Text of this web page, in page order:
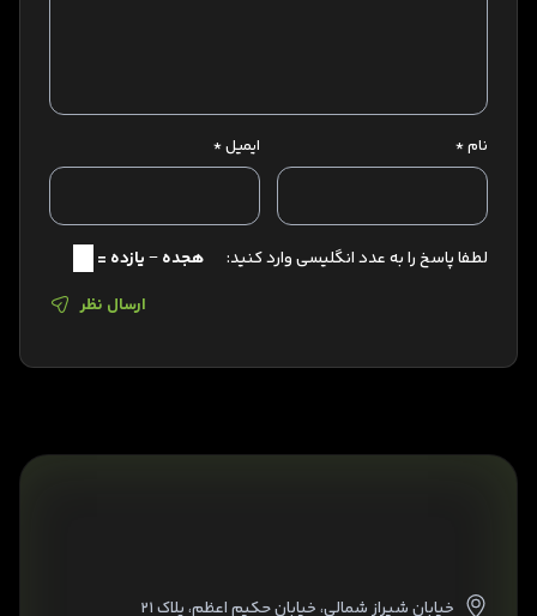
نام* ایمیل*
لطفا پاسخ را به عدد انگلیسی وارد کنید:
هجده − یازده =
ارسال نظر
خیابان شیراز شمالی، خیابان حکیم اعظم، پلاک ۲۱